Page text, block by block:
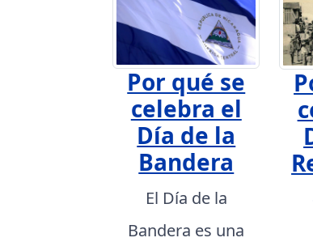
Por qué se
celebra el
Día de la
Bandera
El Día de la
Bandera es una